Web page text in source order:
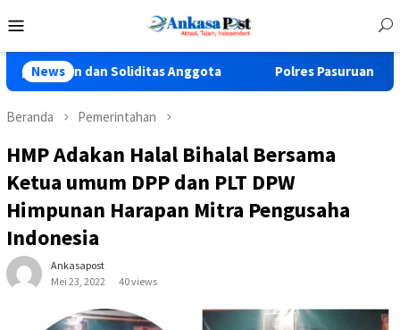
ke
Mobile
News
Soliditas Anggota Polres Pasuruan Tegaskan
Beranda Pemerintahan
HMP Adakan Halal Bihalal Bersama
Ketua umum DPP dan PLT DPW
Himpunan Harapan Mitra Pengusaha
Indonesia
Ankasapost
Mei 23, 2022
40 views